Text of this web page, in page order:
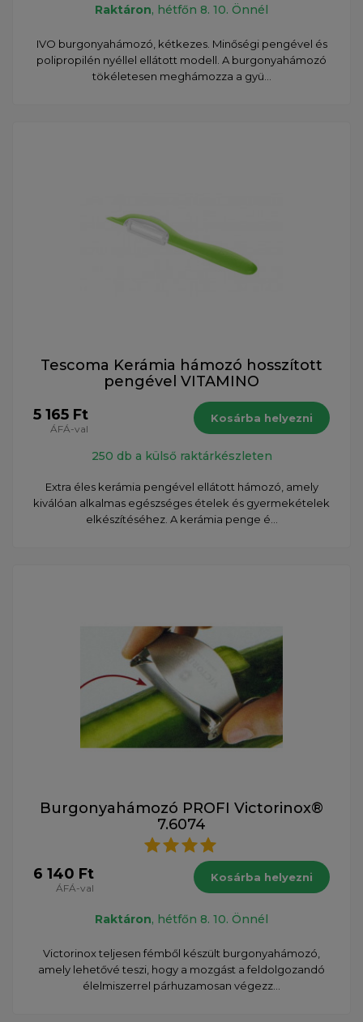
Raktáron, hétfőn 8. 10. Önnél
IVO burgonyahámozó, kétkezes. Minőségi pengével és
polipropilén nyéllel ellátott modell. A burgonyahámozó
tökéletesen meghámozza a gyü...
Tescoma Kerámia hámozó hosszított
pengével VITAMINO
5 165 Ft
ÁFÁ-val
Kosárba helyezni
250 db a külső raktárkészleten
Extra éles kerámia pengével ellátott hámozó, amely
kiválóan alkalmas egészséges ételek és gyermekételek
elkészítéséhez. A kerámia penge é...
Burgonyahámozó PROFI Victorinox®
7.6074
6 140 Ft
ÁFÁ-val
Kosárba helyezni
Raktáron, hétfőn 8. 10. Önnél
Victorinox teljesen fémből készült burgonyahámozó,
amely lehetővé teszi, hogy a mozgást a feldolgozandó
élelmiszerrel párhuzamosan végezz...